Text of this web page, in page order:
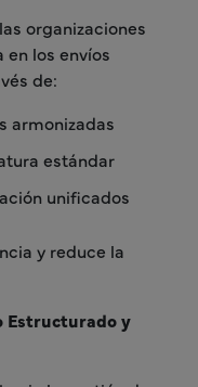
organizaciones
los envíos
de:
armonizadas
estándar
unificados
y reduce la
Estructurado y